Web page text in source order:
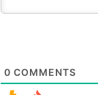
0 COMMENTS